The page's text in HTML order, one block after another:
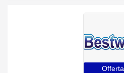
Offerta